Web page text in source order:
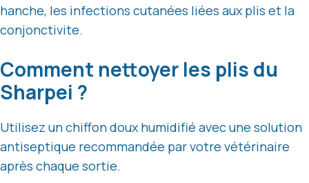
hanche, les infections cutanées liées aux plis et la
conjonctivite.
Comment nettoyer les plis du
Sharpei ?
Utilisez un chiffon doux humidifié avec une solution
antiseptique recommandée par votre vétérinaire
après chaque sortie.